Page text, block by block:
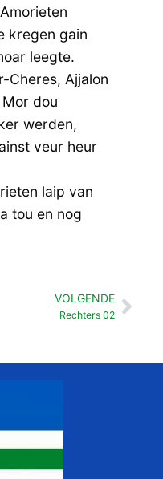
kregen gain
leegte.
Cheres, Ajjalon
dou
werden,
veur heur
laip van
tou en nog
VOLGENDE
Rechters 02